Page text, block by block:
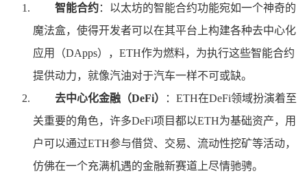
智能合约：以太坊的智能合约功能宛如一个神奇的
魔法盒，使得开发者可以在其平台上构建各种去中心化
应用（DApps），ETH作为燃料，为执行这些智能合约
提供动力，就像汽油对于汽车一样不可或缺。
去中心化金融（DeFi）
：ETH在DeFi领域扮演着至
关重要的角色，许多DeFi项目都以ETH为基础资产，用
户可以通过ETH参与借贷、交易、流动性挖矿等活动，
仿佛在一个充满机遇的金融新赛道上尽情驰骋。